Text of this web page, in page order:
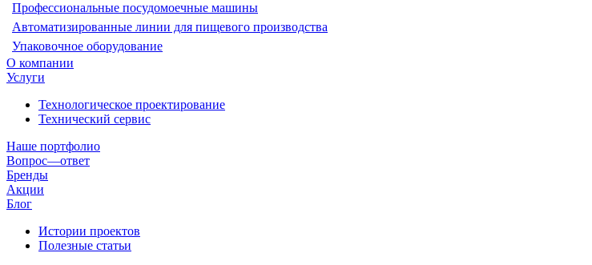
Профессиональные посудомоечные машины
Автоматизированные линии для пищевого производства
Упаковочное оборудование
О компании
Услуги
Технологическое проектирование
Технический сервис
Наше портфолио
Вопрос—ответ
Бренды
Акции
Блог
Истории проектов
Полезные статьи